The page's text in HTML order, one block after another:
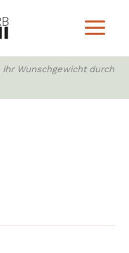
ihr Wunschgewicht durch